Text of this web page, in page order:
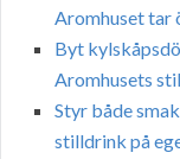
Aromhuset tar
Byt
Aromhusets
Styr både
stilldrink på